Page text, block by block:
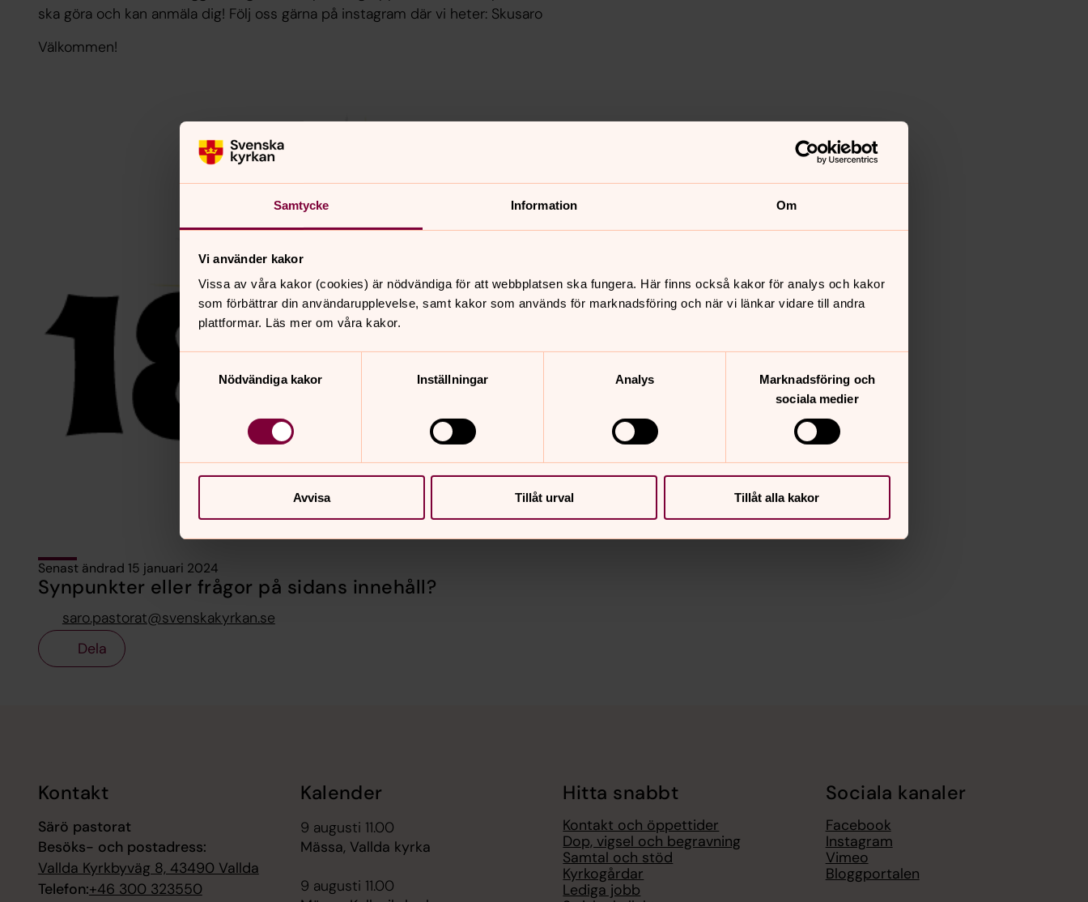
Samtycke Information Om
Vi använder kakor
Vissa av våra kakor (cookies) är nödvändiga för att webbplatsen ska fungera. Här finns också kakor för analys och kakor
som förbättrar din användarupplevelse, samt kakor som används för marknadsföring och när vi länkar vidare till andra
plattformar. Läs mer om våra kakor.
Nödvändiga kakor
Inställningar Analys
Marknadsföring och
sociala medier
Avvisa Tillåt urval Tillåt alla kakor
ska göra och kan anmäla dig! Följ oss gärna på instagram där vi heter: Skusaro
Välkommen!
Senast ändrad 15 januari 2024
Synpunkter eller frågor på sidans innehåll?
saro.pastorat@svenskakyrkan.se
Dela
Kontakt
Särö pastorat
Besöks- och postadress:
Vallda Kyrkbyväg 8, 43490 Vallda
Telefon:+46 300 323550
Kalender
9 augusti 11.00
Mässa, Vallda kyrka
9 augusti 11.00
Hitta snabbt
Kontakt och öppettider
Dop, vigsel och begravning
Samtal och stöd
Kyrkogårdar
Lediga jobb
Sociala kanaler
Facebook
Instagram
Vimeo
Bloggportalen